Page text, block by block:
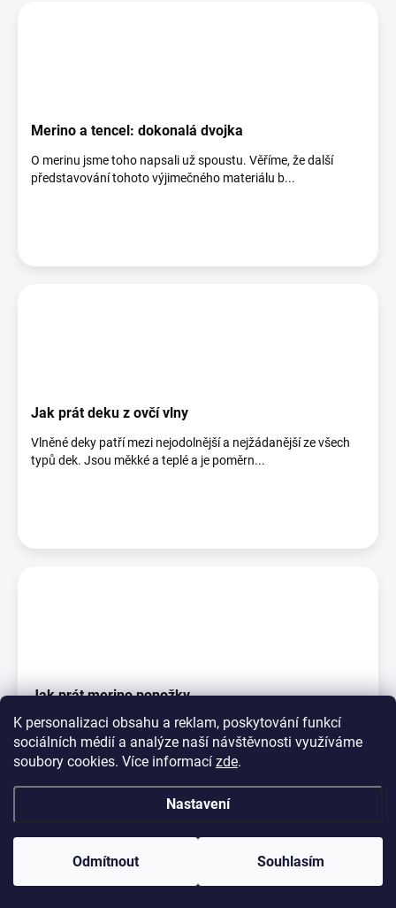
K personalizaci obsahu a reklam, poskytování funkcí
sociálních médií a analýze naší návštěvnosti využíváme
soubory cookies. Více informací zde.
Nastavení
Odmítnout Souhlasím
Merino a tencel: dokonalá dvojka
O merinu jsme toho napsali už spoustu. Věříme, že další
představování tohoto výjimečného materiálu b...
Jak prát deku z ovčí vlny
Vlněné deky patří mezi nejodolnější a nejžádanější ze všech
typů dek. Jsou měkké a teplé a je poměrn...
Jak prát merino ponožky
Na rozdíl od jiných vláken ta vlněná jsou pachu odolná, což
znamená, že vlněné ponožky nejsou po noš...